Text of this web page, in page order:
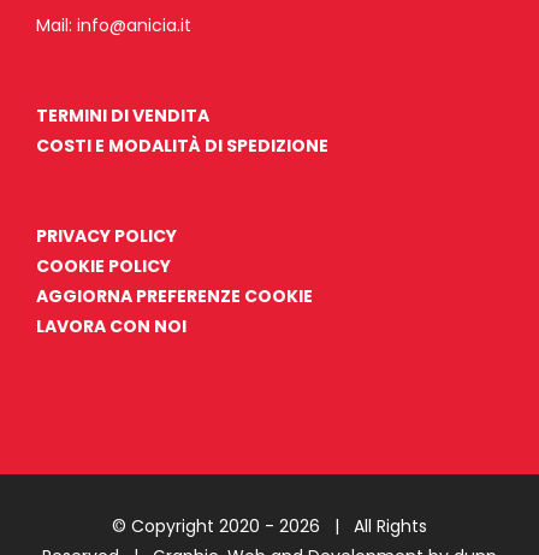
Mail: info@anicia.it
TERMINI DI VENDITA
COSTI E MODALITÀ DI SPEDIZIONE
PRIVACY POLICY
COOKIE POLICY
AGGIORNA PREFERENZE COOKIE
LAVORA CON NOI
© Copyright 2020 - 2026 | All Rights